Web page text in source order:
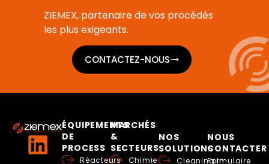
ZIEMEX, partenaire de vos procédés
les plus exigeants.
CONTACTEZ-NOUS
ÉQUIPEMENTS
DE
PROCESS
Réacteurs
MARCHÉS
&
SECTEURS
Chimie
NOS
SOLUTIONS
Cleaning In
NOUS
CONTACTER
Formulaire